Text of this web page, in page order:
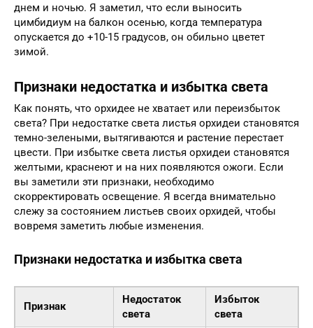
днем и ночью. Я заметил, что если выносить
цимбидиум на балкон осенью, когда температура
опускается до +10-15 градусов, он обильно цветет
зимой.
Признаки недостатка и избытка света
Как понять, что орхидее не хватает или переизбыток
света? При недостатке света листья орхидеи становятся
темно-зелеными, вытягиваются и растение перестает
цвести. При избытке света листья орхидеи становятся
желтыми, краснеют и на них появляются ожоги. Если
вы заметили эти признаки, необходимо
скорректировать освещение. Я всегда внимательно
слежу за состоянием листьев своих орхидей, чтобы
вовремя заметить любые изменения.
Признаки недостатка и избытка света
Признак
Недостаток
света
Избыток
света